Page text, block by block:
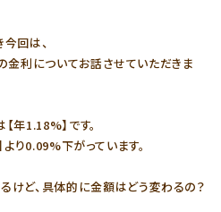
回は、
金利についてお話させていただきま
年1.18%】です。
り0.09%下がっています。
けど、具体的に金額はどう変わるの？